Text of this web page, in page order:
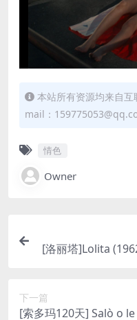
本站所有资源均来自
mail：
情色
Owner
[洛丽塔]Lolita
下一篇
[索多玛120天] Salò o